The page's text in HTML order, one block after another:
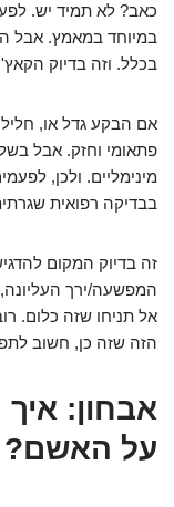
כאב? לא תמיד יש.
במיוחד במאמץ. אבל
בכלל. וזה בדיוק
אם הבקע גדל או,
פתאומי וחזק. אבל
מינימליים. ולכן,
בבדיקה רפואית
זה בדיוק המקום
המפשעה/ירך
אל תניחו שזה כלום.
הזה שזה כן, חשוב
אבחון:
על האשם?